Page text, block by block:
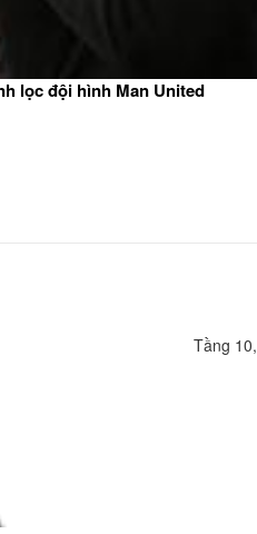
lọc đội hình Man United
Tầng